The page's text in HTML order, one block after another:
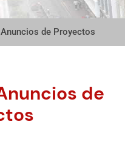
de Proyectos
de